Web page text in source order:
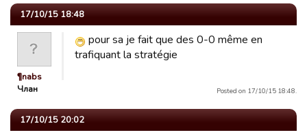
17/10/15 18:48
¶nabs
Члан
pour sa je fait que des 0-0 même en
trafiquant la stratégie
Posted on 17/10/15 18:48.
17/10/15 20:02